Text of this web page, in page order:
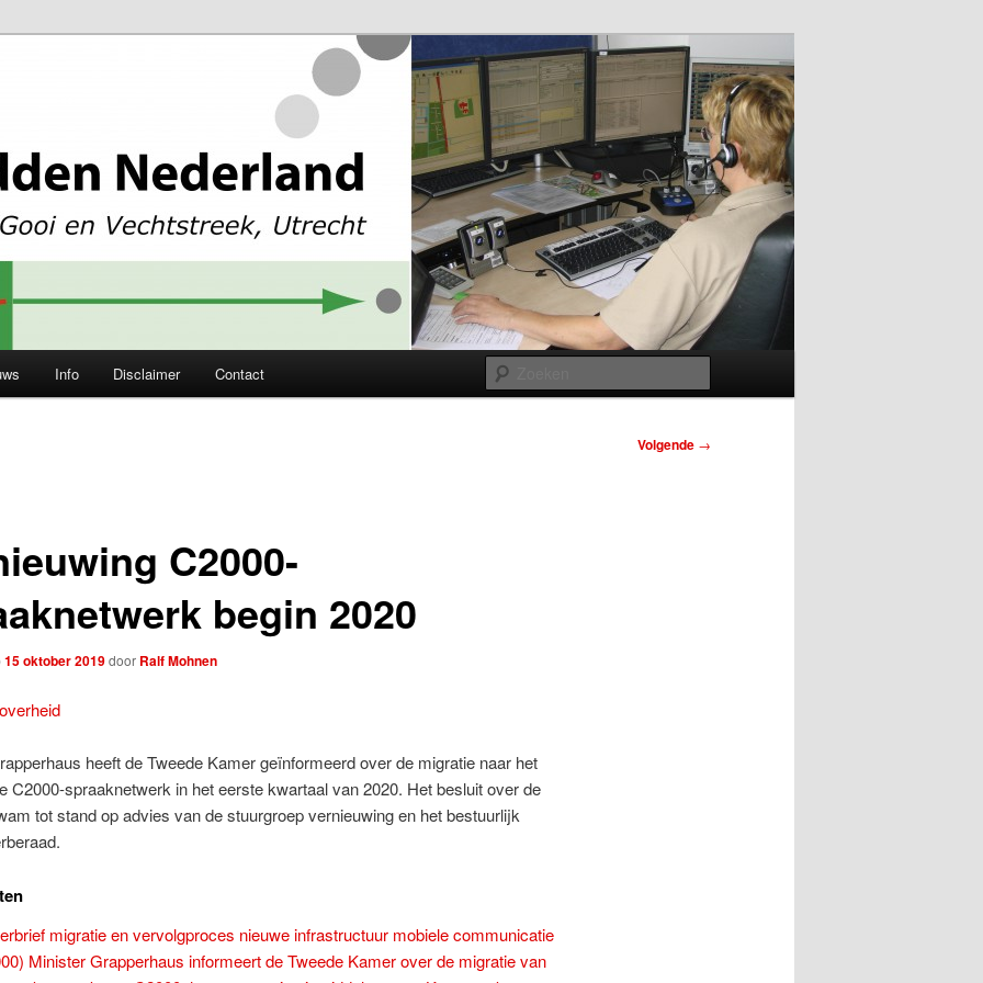
Info Disclaimer Contact
Volgende →
C2000-
begin 2020
15 oktober 2019door Ralf Mohnen
heeft de Tweede Kamer geïnformeerd over de migratie naar het
C2000-spraaknetwerk in het eerste kwartaal van 2020. Het besluit over de
tot stand op advies van de stuurgroep vernieuwing en het bestuurlijk
migratie en vervolgproces nieuwe infrastructuur mobiele communicatie
Minister Grapperhaus informeert de Tweede Kamer over de migratie van